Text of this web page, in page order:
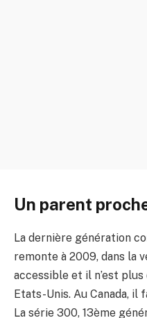
Un parent
La dernière génération
remonte à 2009, dans la
accessible et il n’est
Etats-Unis. Au Canada,
La série 300, 13ème